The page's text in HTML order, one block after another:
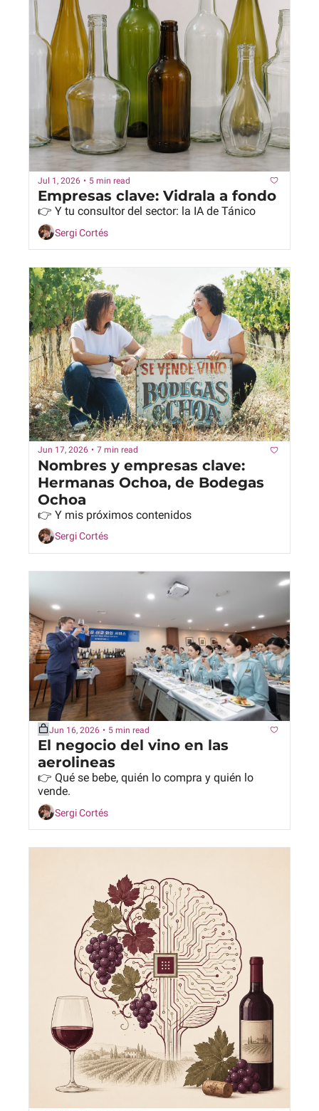
Jul 1, 2026 • 5 min read
Empresas clave: Vidrala a fondo
👉 Y tu consultor del sector: la IA de Tánico
Sergi Cortés
Jun 17, 2026 • 7 min read
Nombres y empresas clave:
Hermanas Ochoa, de Bodegas
Ochoa
Sergi Cortés
Jun 16, 2026 • 5 min read
El negocio del vino en las
aerolineas
👉 Qué se bebe, quién lo compra y quién lo
vende.
Sergi Cortés